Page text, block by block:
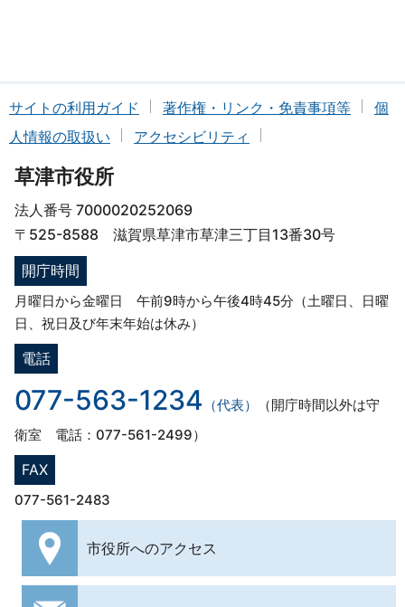
サイトの利用ガイド 著作権・リンク・免責事項等
個
人情報の取扱い
アクセシビリティ
草津市役所
法人番号 7000020252069
〒525-8588 滋賀県草津市草津三丁目13番30号
開庁時間
月曜日から金曜日 午前9時から午後4時45分（土曜日、日曜
日、祝日及び年末年始は休み）
電話
077-563-1234 （代表）
（開庁時間以外は守
衛室 電話：077-561-2499）
FAX
077-561-2483
市役所へのアクセス